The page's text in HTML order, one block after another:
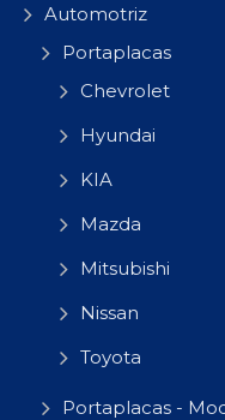
Automotriz
Portaplacas
Chevrolet
Hyundai
KIA
Mazda
Mitsubishi
Nissan
Toyota
Portaplacas -